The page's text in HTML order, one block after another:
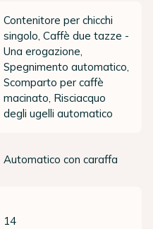
Contenitore per chicchi
singolo, Caffè due tazze -
Una erogazione,
Spegnimento automatico,
Scomparto per caffè
macinato, Risciacquo
degli ugelli automatico
Automatico con caraffa
14